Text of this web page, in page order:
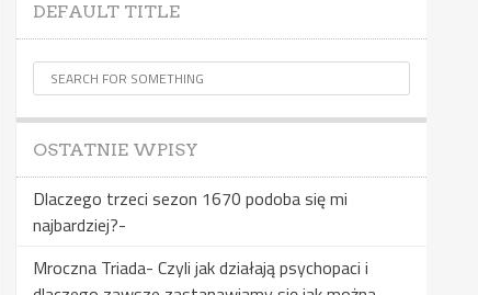
DEFAULT TITLE
OSTATNIE WPISY
Dlaczego trzeci sezon 1670 podoba się mi
najbardziej?-
Mroczna Triada- Czyli jak działają psychopaci i